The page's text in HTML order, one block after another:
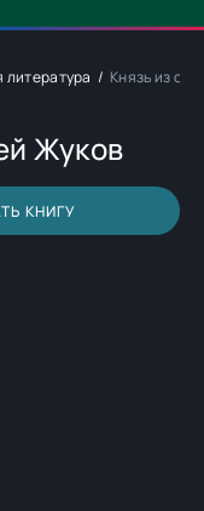
литература Князь из
Жуков
КНИГУ